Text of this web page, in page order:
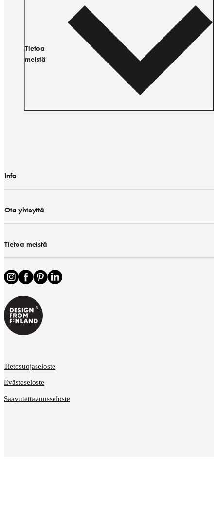
Tietoa
meistä
Info
Ota yhteyttä
Tietoa meistä
Tietosuojaseloste
Evästeseloste
Saavutettavuusseloste